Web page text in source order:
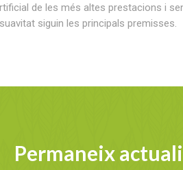
de les més altes prestacions i
siguin les principals premisses.
Permaneix